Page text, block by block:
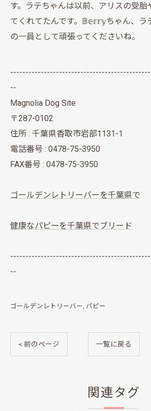
す。ラテちゃんは以前、アリスの受胎
てくれてたんです。𝔹𝕖𝕣𝕣𝕪ちゃん、ラ
の一員として頑張ってくださいね。
--
Magnolia Dog Site
〒287-0102
住所 : 千葉県香取市岩部1131-1
電話番号 : 0478-75-3950
FAX番号 : 0478-75-3950
ゴールデンレトリーバーを千葉県で
健康なパピーを千葉県でブリード
--
ゴールデンレトリーバー パピー
< 前のページ 一覧に戻る
関連タグ